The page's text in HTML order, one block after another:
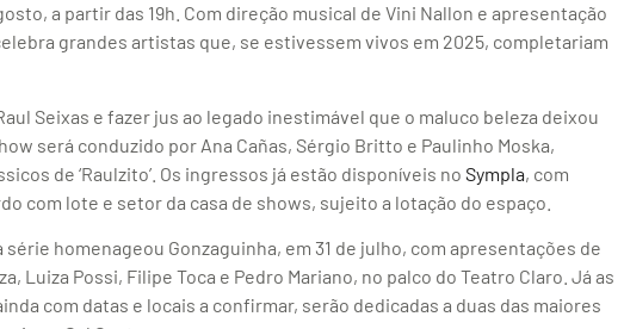
a partir das 19h. Com direção musical de Vini Nallon e apresentação
grandes artistas que, se estivessem vivos em 2025, completariam
Seixas e fazer jus ao legado inestimável que o maluco beleza deixou
será conduzido por Ana Cañas, Sérgio Britto e Paulinho Moska,
de ‘Raulzito’. Os ingressos já estão disponíveis no Sympla, com
com lote e setor da casa de shows, sujeito a lotação do espaço.
homenageou Gonzaguinha, em 31 de julho, com apresentações de
Luiza Possi, Filipe Toca e Pedro Mariano, no palco do Teatro Claro. Já as
com datas e locais a confirmar, serão dedicadas a duas das maiores